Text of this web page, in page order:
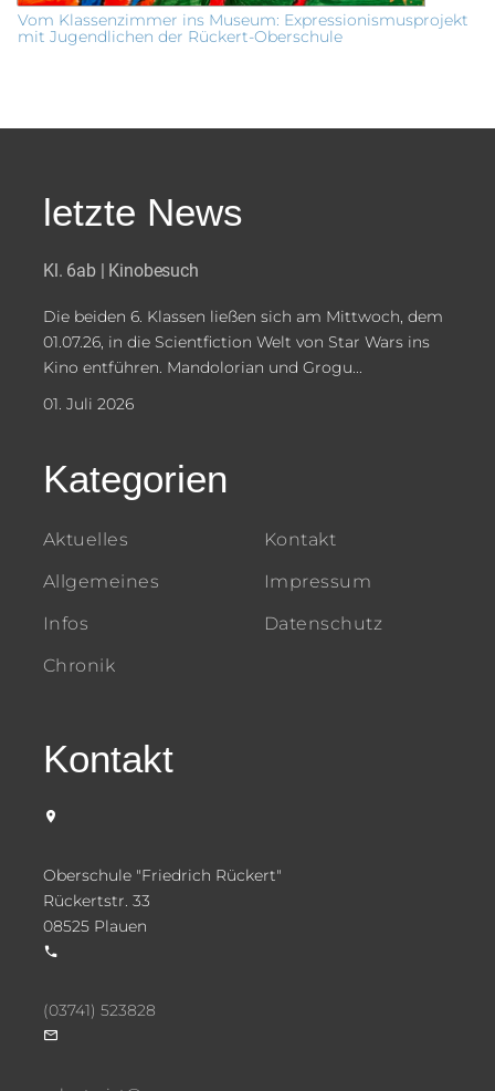
Vom Klassenzimmer ins Museum: Expressionismusprojekt
mit Jugendlichen der Rückert-Oberschule
letzte News
Kl. 6ab | Kinobesuch
Die beiden 6. Klassen ließen sich am Mittwoch, dem
01.07.26, in die Scientfiction Welt von Star Wars ins
Kino entführen. Mandolorian und Grogu...
01. Juli 2026
Kategorien
Aktuelles
Allgemeines
Infos
Chronik
Kontakt
Impressum
Datenschutz
Kontakt
Oberschule "Friedrich Rückert"
Rückertstr. 33
08525 Plauen
(03741) 523828